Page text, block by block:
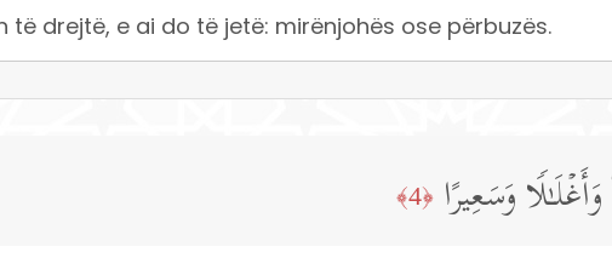
të drejtë, e ai do të jetë: mirënjohës ose përbuzës.
وَسَعِیرًا ﴿4﴾